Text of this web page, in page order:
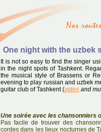
One night with the uzbek
It is not so easy to find the singer
in the night spots of Tashkent.
the musical style of Brassens or
evening to play russian and uzbek
guitar club of Tashkent (video and
Une soirée avec les chansonniers
Pas facile de trouver des
cordes dans les lieux nocturnes de